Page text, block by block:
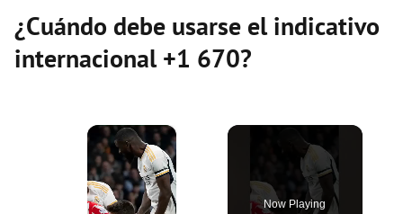
¿Cuándo debe usarse el indicativo
internacional +1 670?
×
Now Playing